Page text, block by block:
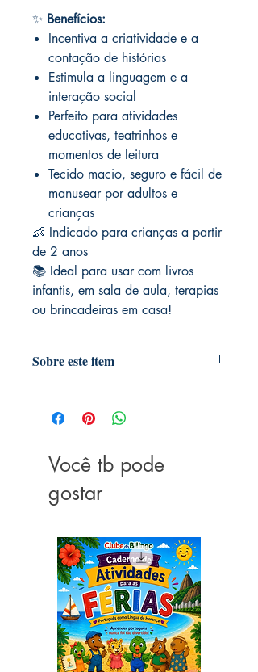
✨ Benefícios:
Incentiva a criatividade e a
contação de histórias
Estimula a linguagem e a
interação social
Perfeito para atividades
educativas, teatrinhos e
momentos de leitura
Tecido macio, seguro e fácil de
manusear por adultos e
crianças
👶 Indicado para crianças a partir
de 2 anos
📚 Ideal para usar com livros
infantis, em sala de aula, terapias
ou brincadeiras em casa!
Sobre este item
imaginação, criatividade, vocabulário
e coordenação motora"
boca
Para crianças à partir de 3 anos
Medidas: 23 a 27 cm
Material: Pelúcia
Você tb pode
gostar